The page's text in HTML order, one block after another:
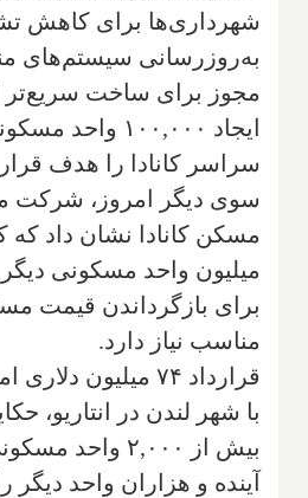
شهرداری‌ها برای کاهش
به‌روزرسانی سیستم‌های
مجوز برای ساخت سریع‌تر
ایجاد ۱۰۰,۰۰۰
سراسر کانادا را هدف
سوی دیگر امروز، شرکت
برای بازگرداندن قیمت
مناسب نیاز دارد.
قرارداد ۷۴ میلیون
با شهر لندن در انتاریو،
بیش از ۲,۰۰۰
آینده و هزاران واحد